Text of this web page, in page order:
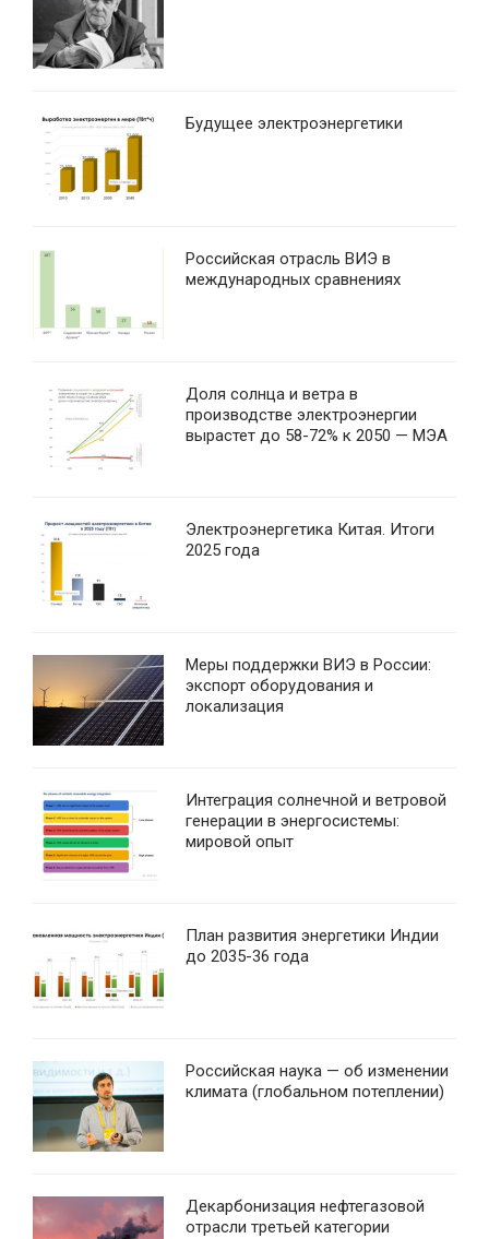
Будущее электроэнергетики
Российская отрасль ВИЭ в
международных сравнениях
Доля солнца и ветра в
производстве электроэнергии
вырастет до 58-72% к 2050 — МЭА
Электроэнергетика Китая. Итоги
2025 года
Меры поддержки ВИЭ в России:
экспорт оборудования и
локализация
Интеграция солнечной и ветровой
генерации в энергосистемы:
мировой опыт
План развития энергетики Индии
до 2035-36 года
Российская наука — об изменении
климата (глобальном потеплении)
Декарбонизация нефтегазовой
отрасли третьей категории